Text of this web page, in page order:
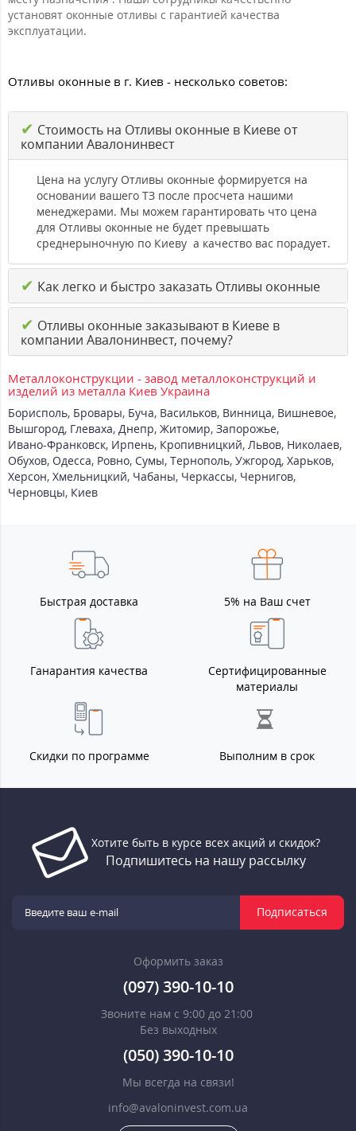
установят оконные отливы с гарантией качества
эксплуатации.
Отливы оконные в г. Киев - несколько советов:
✔ Стоимость на Отливы оконные в Киеве от
компании Авалонинвест
Цена на услугу Отливы оконные формируется на
основании вашего ТЗ после просчета нашими
менеджерами. Мы можем гарантировать что цена
для Отливы оконные не будет превышать
среднерыночную по Киеву а качество вас порадует.
✔ Как легко и быстро заказать Отливы оконные
✔ Отливы оконные заказывают в Киеве в
компании Авалонинвест, почему?
Металлоконструкции - завод металлоконструкций и
изделий из металла Киев Украина
Борисполь, Бровары, Буча, Васильков, Винница, Вишневое,
Вышгород, Глеваха, Днепр, Житомир, Запорожье,
Ивано-Франковск, Ирпень, Кропивницкий, Львов, Николаев,
Обухов, Одесса, Ровно, Сумы, Тернополь, Ужгород, Харьков,
Херсон, Хмельницкий, Чабаны, Черкассы, Чернигов,
Черновцы, Киев
Быстрая доставка 5% на Ваш счет
Ганарантия качества
Сертифицированные
материалы
Скидки по программе Выполним в срок
Хотите быть в курсе всех акций и скидок?
Подпишитесь на нашу рассылку
Подписаться
Оформить заказ
(097) 390-10-10
Звоните нам с 9:00 до 21:00
Без выходных
(050) 390-10-10
Мы всегда на связи!
info@avaloninvest.com.ua